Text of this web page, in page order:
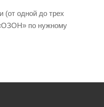
одной до трех
«ОЗОН» по нужному